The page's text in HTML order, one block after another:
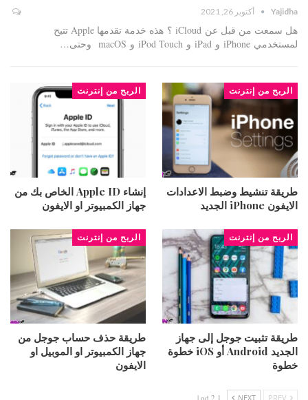
Yajidha أكتوبر 26, 2021
هل سمعت من قبل عن iCloud ؟ هذه خدمة تقدمها Apple تتيح
لمستخدمي iPhone و iPad و iPod Touch و macOS وحتى…
الربح من إنترنت
طريقة تنشيط وضبط الاعدادات
الايفون iPhone الجديد
الربح من إنترنت
إنشاء Apple ID الخاص بك من
جهاز الكمبيوتر او الايفون
الربح من إنترنت
طريقة تثبيت جوجل إلى جهاز
الجديد Android أو iOS خطوة
خطوة
الربح من إنترنت
طريقة حذف حساب جوجل من
جهاز الكمبيوتر او الموبيل او
الايفون
NEXT
1 od 2 |